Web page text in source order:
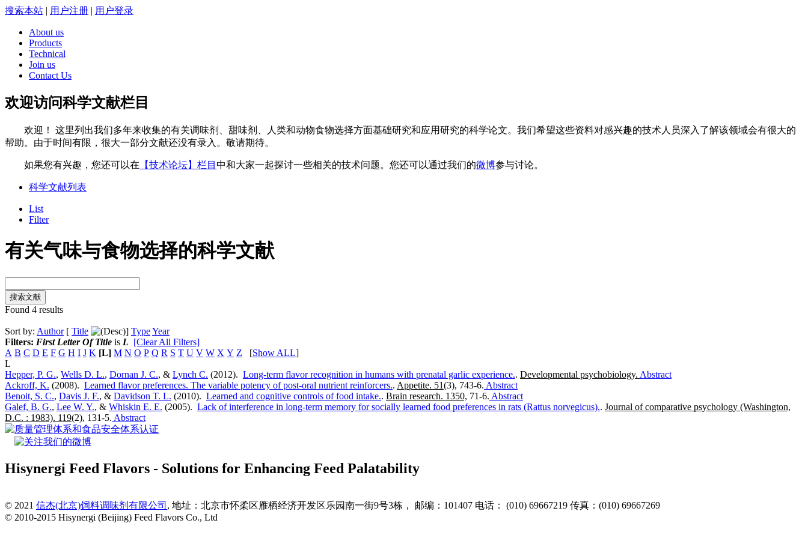
搜索本站 | 用户注册 | 用户登录
About us
Products
Technical
Join us
Contact Us
欢迎访问科学文献栏目
欢迎！ 这里列出我们多年来收集的有关调味剂、甜味剂、人类和动物食物选择方面基础研究和应用研究的科学论文。我们希望这些资料对感兴趣的技术人员深入了解该领域会有很大的
帮助。由于时间有限，很大一部分文献还没有录入。敬请期待。
如果您有兴趣，您还可以在 【技术论坛】栏目 中和大家一起探讨一些相关的技术问题。您还可以通过我们的微博参与讨论。
科学文献列表
List
Filter
有关气味与食物选择的科学文献
Found 4 results
Sort by: Author[ Title ] TypeYear
Filters: First Letter Of Title is L [Clear All Filters]
A B C D E F G H I J K [L] M N O P Q R S T U V W X Y Z [Show ALL]
L
Hepper, P. G., Wells D. L., Dornan J. C., & Lynch C. (2012). Long-term flavor recognition in humans with prenatal garlic experience.. Developmental psychobiology. Abstract
Ackroff, K. (2008). Learned flavor preferences. The variable potency of post-oral nutrient reinforcers.. Appetite. 51(3), 743-6. Abstract
Benoit, S. C., Davis J. F., & Davidson T. L. (2010). Learned and cognitive controls of food intake.. Brain research. 1350, 71-6. Abstract
Galef, B. G., Lee W. Y., & Whiskin E. E. (2005). Lack of interference in long-term memory for socially learned food preferences in rats (Rattus norvegicus).. Journal of comparative psychology (Washington,
D.C. : 1983). 119(2), 131-5. Abstract
Hisynergi Feed Flavors - Solutions for Enhancing Feed Palatability
© 2021 信杰(北京)饲料调味剂有限公司 , 地址：北京市怀柔区雁栖经济开发区乐园南一街9号3栋， 邮编：101407 电话： (010) 69667219 传真：(010) 69667269
© 2010-2015 Hisynergi (Beijing) Feed Flavors Co., Ltd